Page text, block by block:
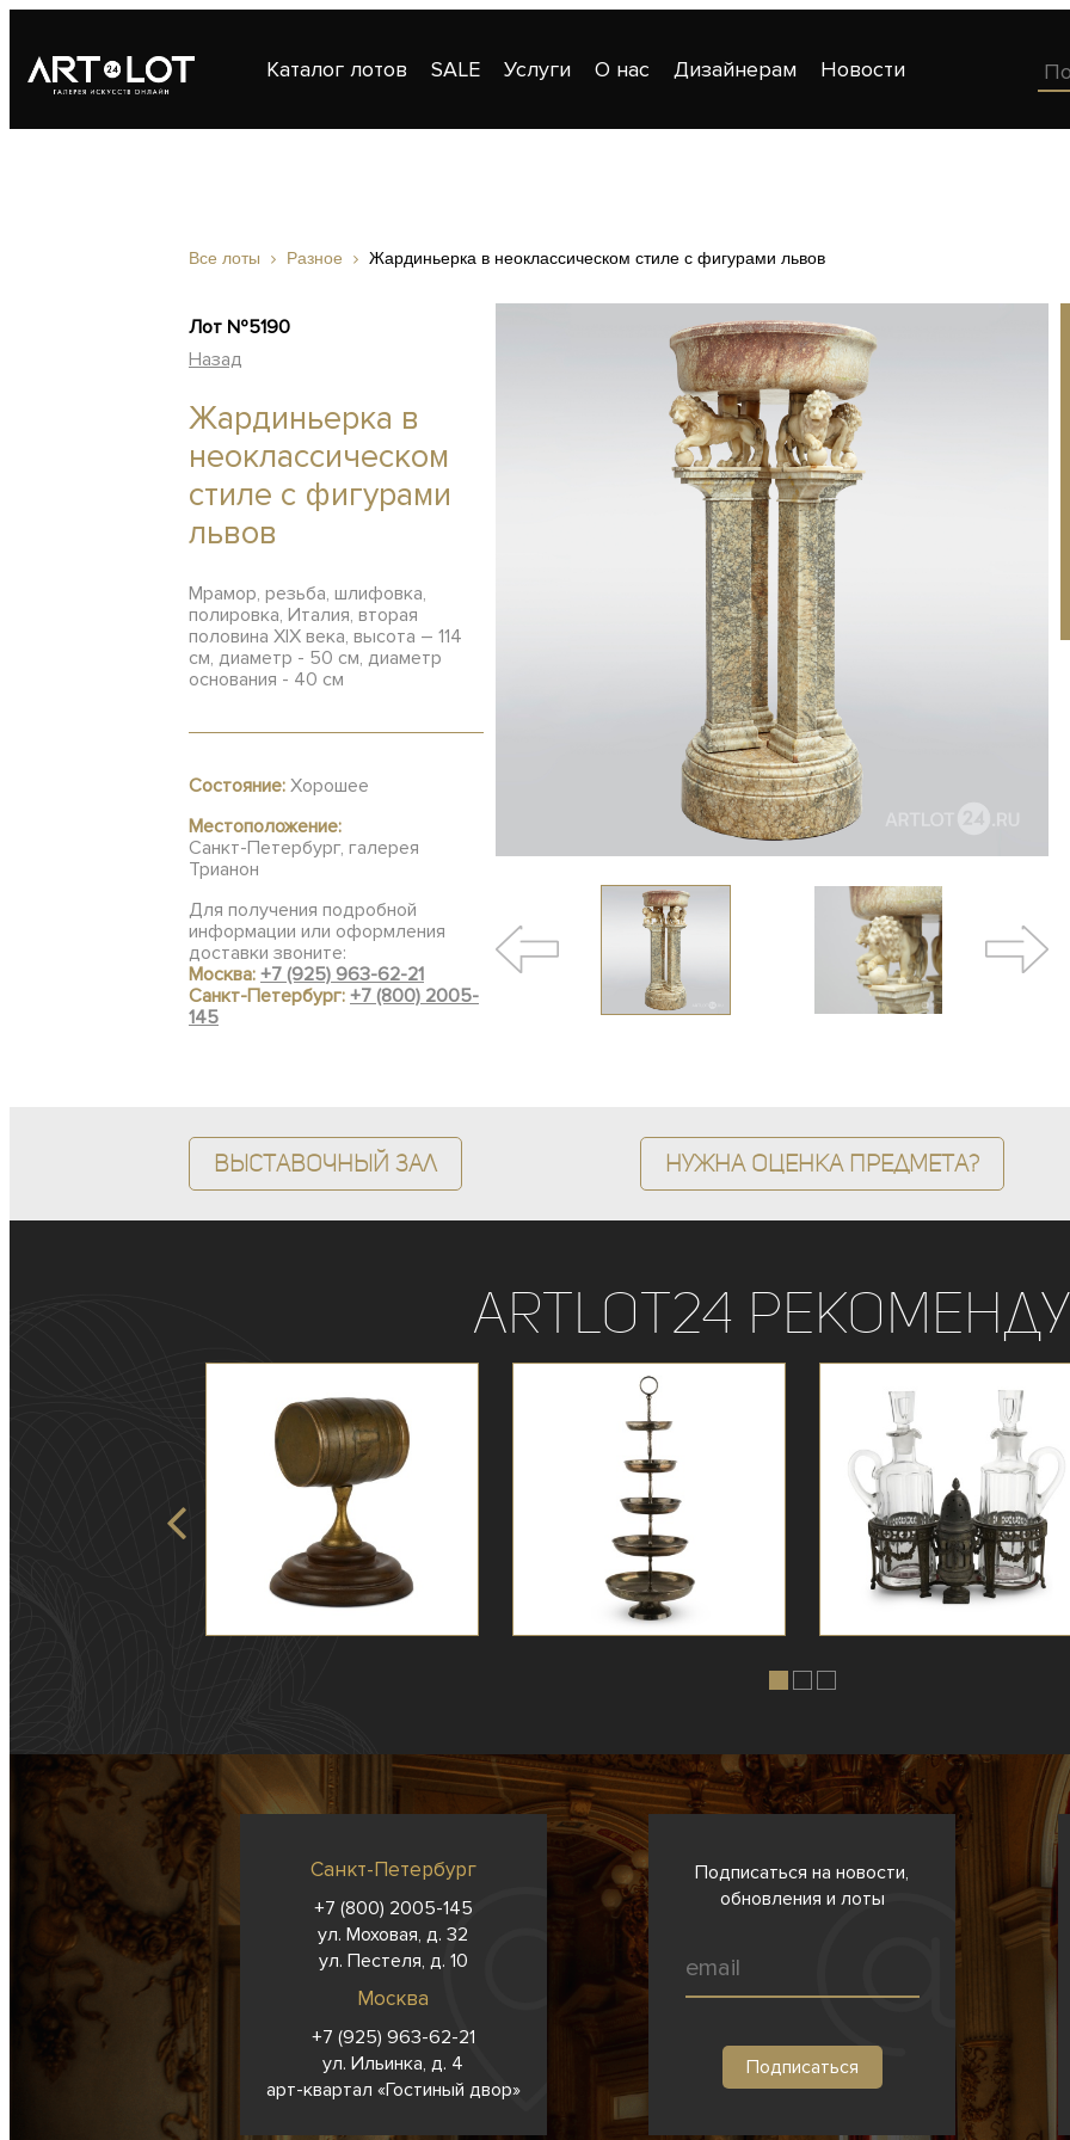
Каталог лотов SALE Услуги О нас Дизайнерам Новости
Все лоты Разное Жардиньерка в неоклассическом стиле с фигурами львов
Лот №5190
Назад
Жардиньерка в
неоклассическом
стиле с фигурами
львов
Мрамор, резьба, шлифовка,
полировка, Италия, вторая
половина XIX века, высота – 114
см, диаметр - 50 см, диаметр
основания - 40 см
Состояние: Хорошее
Местоположение:
Санкт-Петербург, галерея
Трианон
Для получения подробной
информации или оформления
доставки звоните:
Москва: +7 (925) 963-62-21
Санкт-Петербург: +7 (800) 2005-
145
Выставочный зал Нужна оценка предмета?
ArtLot24
Санкт-Петербург
+7 (800) 2005-145
ул. Моховая, д. 32
ул. Пестеля, д. 10
Москва
+7 (925) 963-62-21
ул. Ильинка, д. 4
арт-квартал «Гостиный двор»
Подписаться на новости,
обновления и лоты